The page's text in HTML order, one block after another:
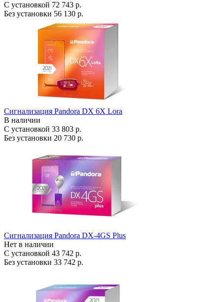
С установкой 72 743 р.
Без установки 56 130 р.
Сигнализация Pandora DX 6X Lora
В наличии
С установкой 33 803 р.
Без установки 20 730 р.
Сигнализация Pandora DX-4GS Plus
Нет в наличии
С установкой 43 742 р.
Без установки 33 742 р.